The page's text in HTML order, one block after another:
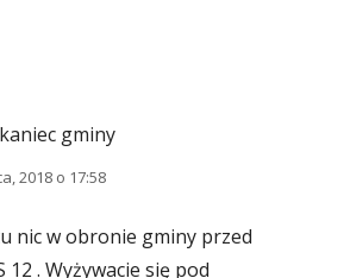
gminy
2018 o 17:58
nic w obronie gminy przed
. Wyżywacie się pod